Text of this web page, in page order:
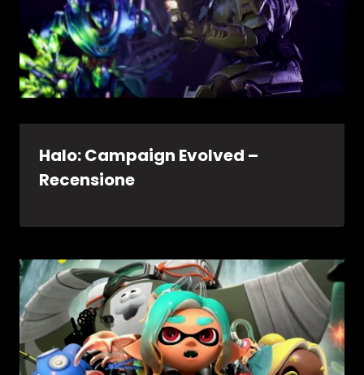
Halo: Campaign Evolved –
Recensione